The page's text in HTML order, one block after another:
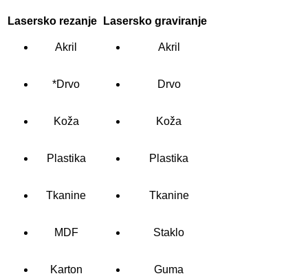
Lasersko rezanje Lasersko graviranje
Akril Akril
*Drvo Drvo
Koža Koža
Plastika Plastika
Tkanine Tkanine
MDF Staklo
Karton Guma